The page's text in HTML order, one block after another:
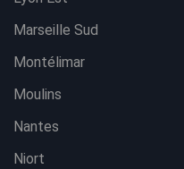
Marseille Sud
Montélimar
Moulins
Nantes
Niort